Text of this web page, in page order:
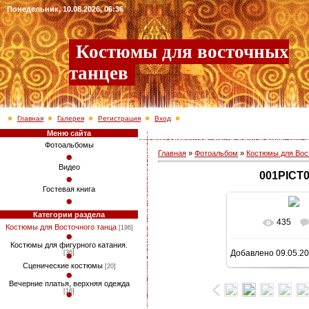
Понедельник, 10.08.2026, 06:36
Костюмы для восточных
танцев
Главная Галерея Регистрация Вход
Меню сайта
Фотоальбомы
Видео
Гостевая книга
Категории раздела
Костюмы для Восточного танца [196]
Костюмы для фигурного катания.
[36]
Сценические костюмы [20]
Вечерние платья, верхняя одежда
[16]
Главная » Фотоальбом » Костюмы для
В
768x1024/
435
Добавлено